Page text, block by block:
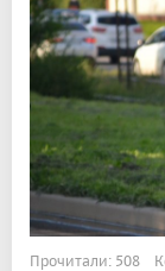
Прочитали: 508